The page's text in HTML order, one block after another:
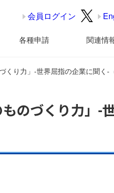
会員ログイン
各種申請 関連情
り力」-世界屈指の企業に聞く-
のづくり力」-